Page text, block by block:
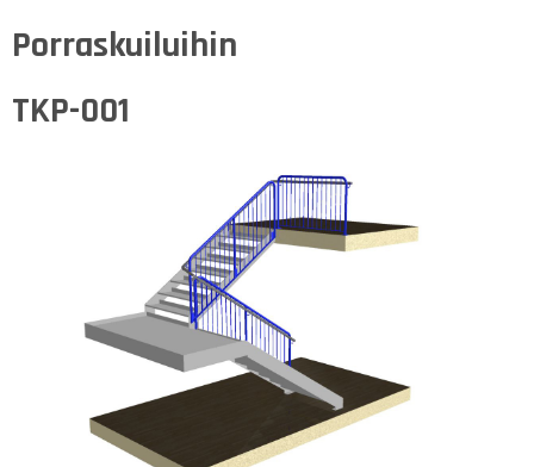
Porraskuiluihin
TKP-001